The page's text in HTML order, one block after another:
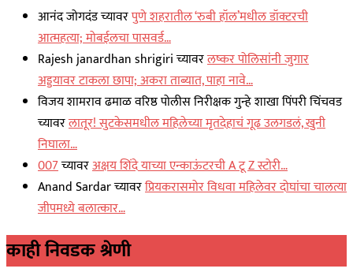
आनंद जोगदंडच्यावरपुणे शहरातील ‘रुबी हॉल’मधील डॉक्टरची
आत्महत्या; मोबईलचा पासवर्ड…
Rajesh janardhan shrigiriच्यावरलष्कर पोलिसांनी जुगार
अड्डयावर टाकला छापा; अकरा ताब्यात, पाहा नावे…
विजय शामराव ढमाळ वरिष्ठ पोलीस निरीक्षक गुन्हे शाखा पिंपरी चिंचवड
च्यावरलातूर! सुटकेसमधील महिलेच्या मृतदेहाचं गूढ उलगडलं, खुनी
निघाला…
007च्यावरअक्षय शिंदे याच्या एन्काऊंटरची A टू Z स्टोरी…
Anand Sardarच्यावरप्रियकरासमोर विधवा महिलेवर दोघांचा चालत्या
जीपमध्ये बलात्कार…
काही निवडक श्रेणी